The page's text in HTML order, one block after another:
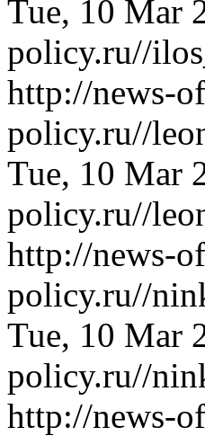
Tue, 10 Mar
policy.ru//
http://news-
policy.ru//
Tue, 10 Mar
policy.ru//
http://news-
policy.ru//
Tue, 10 Mar
policy.ru//
http://news-